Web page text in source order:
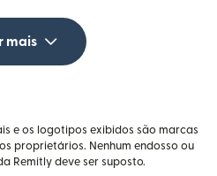
mais
e os logotipos exibidos são marcas
proprietários. Nenhum endosso ou
Remitly deve ser suposto.